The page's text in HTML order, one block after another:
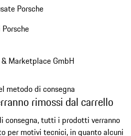
Porsche
Marketplace GmbH
metodo di consegna
rimossi dal carrello
consegna, tutti i prodotti verranno
per motivi tecnici, in quanto alcuni